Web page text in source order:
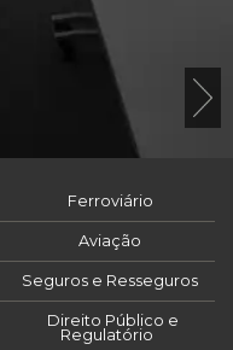
Ferroviário
Aviação
Seguros e Resseguros
Direito Público e
Regulatório